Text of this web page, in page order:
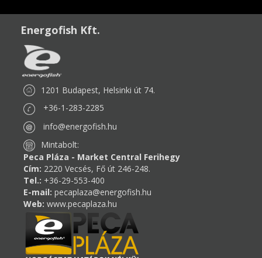
Energofish Kft.
1201 Budapest, Helsinki út 74.
+36-1-283-2285
info@energofish.hu
Mintabolt:
Peca Pláza - Market Central Ferihegy
Cím: 2220 Vecsés, Fő út 246-248.
Tel.: +36-29-553-400
E-mail: pecaplaza@energofish.hu
Web: www.pecaplaza.hu